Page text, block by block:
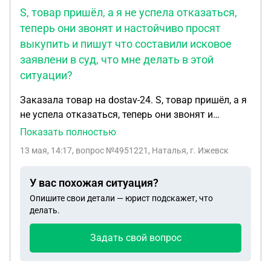
S, товар пришёл, а я не успела отказаться,
теперь они звонят и настойчиво просят
выкупить и пишут что составили исковое
заявлени в суд, что мне делать в этой
ситуации?
Заказала товар на dostav-24. S, товар пришёл, а я
не успела отказаться, теперь они звонят и
настойчиво просят выкупить и пишут что
делать в этой ситуации?
Показать полностью
13 мая, 14:17, вопрос №4951221, Наталья, г. Ижевск
У вас похожая ситуация?
Опишите свои детали — юрист подскажет, что
делать.
Задать свой вопрос